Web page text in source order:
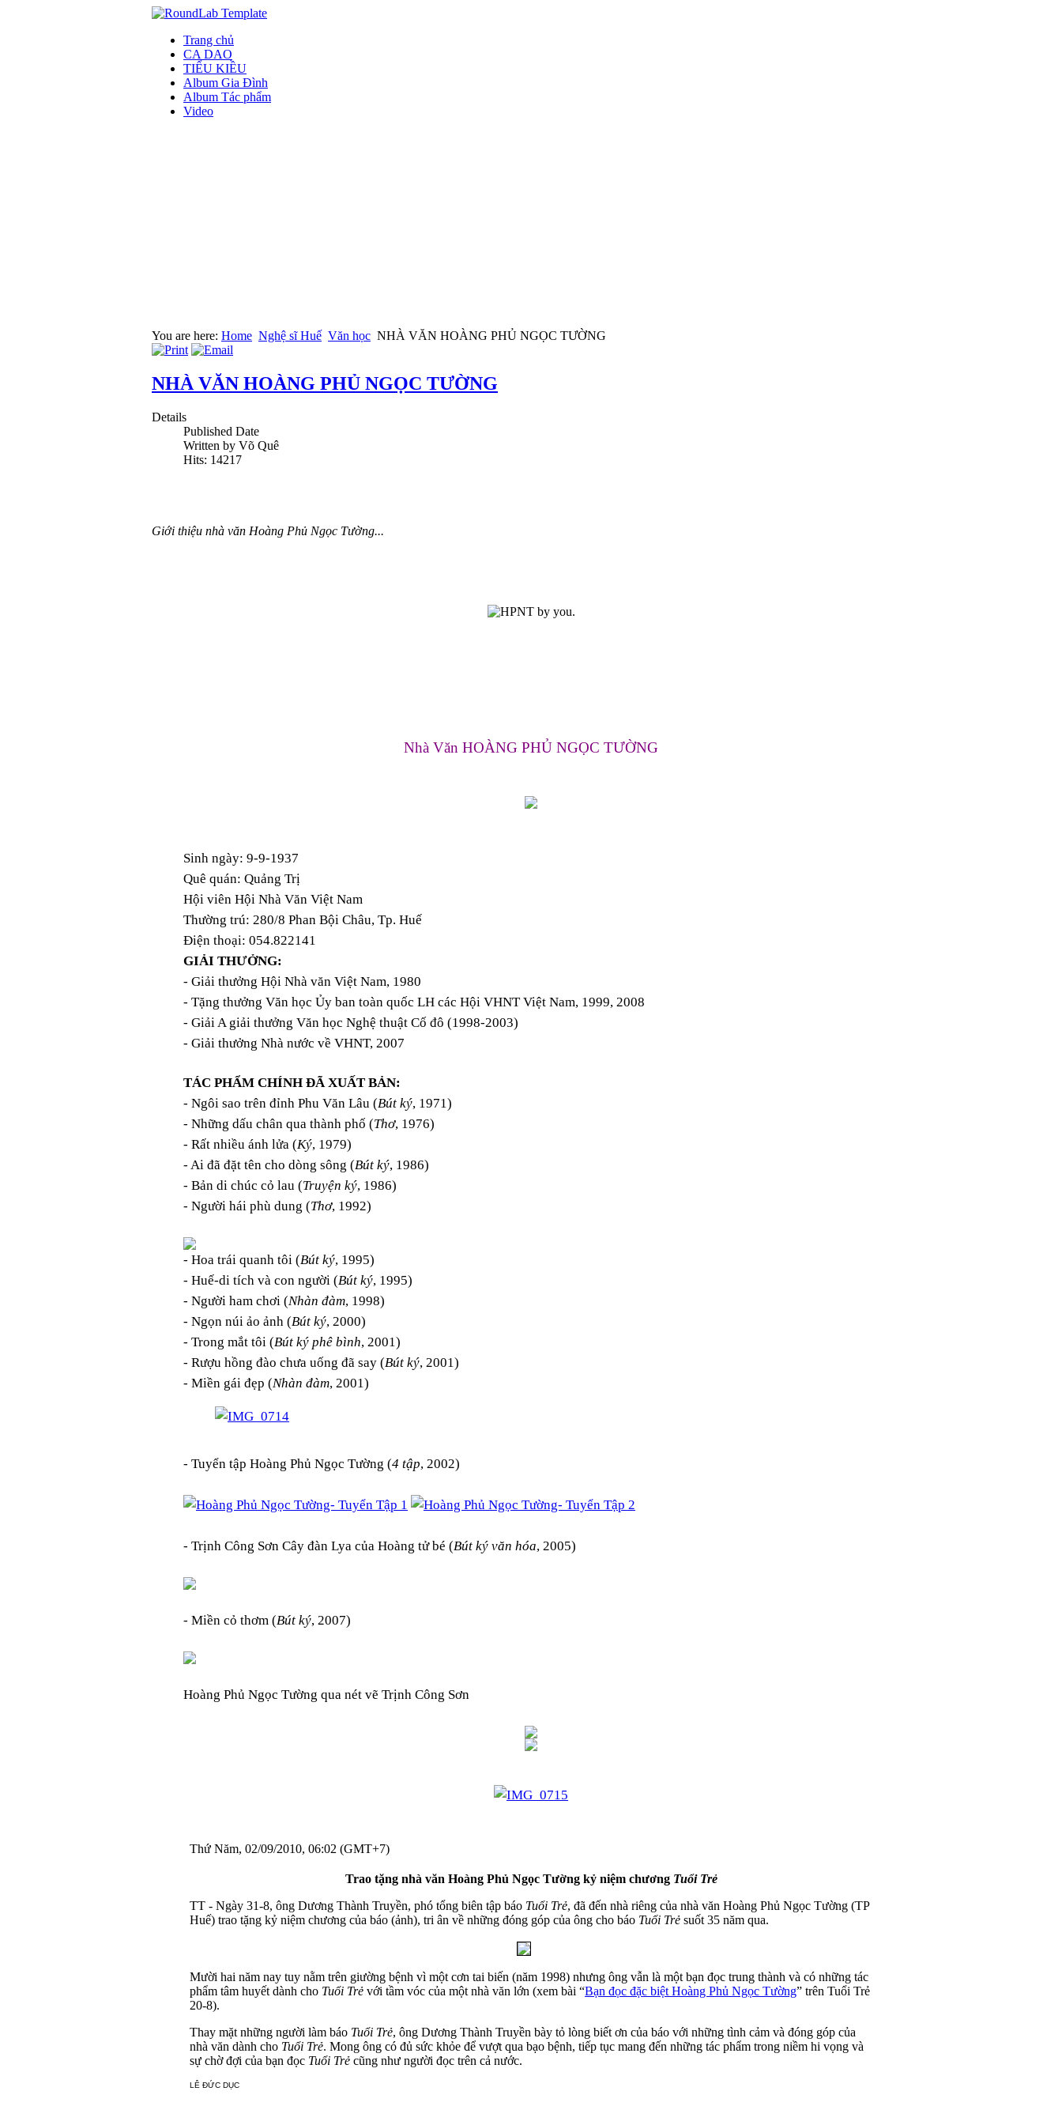
Trang chủ
CA DAO
TIỂU KIỀU
Album Gia Đình
Album Tác phẩm
Video
You are here: Home Nghệ sĩ Huế Văn học NHÀ VĂN HOÀNG PHỦ NGỌC TƯỜNG
NHÀ VĂN HOÀNG PHỦ NGỌC TƯỜNG
Details
Published Date
Written by Võ Quê
Hits: 14217
Giới thiệu nhà văn Hoàng Phủ Ngọc Tường...
Nhà Văn HOÀNG PHỦ NGỌC TƯỜNG
Sinh ngày: 9-9-1937
Quê quán: Quảng Trị
Hội viên Hội Nhà Văn Việt Nam
Thường trú: 280/8 Phan Bội Châu, Tp. Huế
Điện thoại: 054.822141
GIẢI THƯỞNG:
- Giải thưởng Hội Nhà văn Việt Nam, 1980
- Tặng thưởng Văn học Ủy ban toàn quốc LH các Hội VHNT Việt Nam, 1999, 2008
- Giải A giải thưởng Văn học Nghệ thuật Cố đô (1998-2003)
- Giải thưởng Nhà nước về VHNT, 2007
TÁC PHẨM CHÍNH ĐÃ XUẤT BẢN:
- Ngôi sao trên đỉnh Phu Văn Lâu (Bút ký, 1971)
- Những dấu chân qua thành phố (Thơ, 1976)
- Rất nhiều ánh lửa (Ký, 1979)
- Ai đã đặt tên cho dòng sông (Bút ký, 1986)
- Bản di chúc cỏ lau (Truyện ký, 1986)
- Người hái phù dung (Thơ, 1992)
- Hoa trái quanh tôi (Bút ký, 1995)
- Huế-di tích và con người (Bút ký, 1995)
- Người ham chơi (Nhàn đàm, 1998)
- Ngọn núi ảo ảnh (Bút ký, 2000)
- Trong mắt tôi (Bút ký phê bình, 2001)
- Rượu hồng đào chưa uống đã say (Bút ký, 2001)
- Miền gái đẹp (Nhàn đàm, 2001)
- Tuyển tập Hoàng Phủ Ngọc Tường (4 tập, 2002)
- Trịnh Công Sơn Cây đàn Lya của Hoàng tử bé (Bút ký văn hóa, 2005)
- Miền cỏ thơm (Bút ký, 2007)
Hoàng Phủ Ngọc Tường qua nét vẽ Trịnh Công Sơn
Thứ Năm, 02/09/2010, 06:02 (GMT+7)
Trao tặng nhà văn Hoàng Phủ Ngọc Tường kỷ niệm chương Tuổi Trẻ
TT - Ngày 31-8, ông Dương Thành Truyền, phó tổng biên tập báo Tuổi Trẻ, đã đến nhà riêng của nhà văn Hoàng Phủ Ngọc Tường (TP
Huế) trao tặng kỷ niệm chương của báo (ảnh), tri ân về những đóng góp của ông cho báo Tuổi Trẻ suốt 35 năm qua.
Mười hai năm nay tuy nằm trên giường bệnh vì một cơn tai biến (năm 1998) nhưng ông vẫn là một bạn đọc trung thành và có những tác
phẩm tâm huyết dành cho Tuổi Trẻ với tầm vóc của một nhà văn lớn (xem bài “Bạn đọc đặc biệt Hoàng Phủ Ngọc Tường” trên Tuổi Trẻ
20-8).
Thay mặt những người làm báo Tuổi Trẻ, ông Dương Thành Truyền bày tỏ lòng biết ơn của báo với những tình cảm và đóng góp của
nhà văn dành cho Tuổi Trẻ. Mong ông có đủ sức khỏe để vượt qua bạo bệnh, tiếp tục mang đến những tác phẩm trong niềm hi vọng và
sự chờ đợi của bạn đọc Tuổi Trẻ cũng như người đọc trên cả nước.
LÊ ĐỨC DỤC